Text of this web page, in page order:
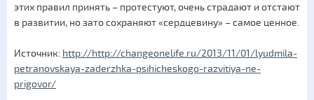
этих правил принять – протестуют, очень страдают и отстают
в развитии, но зато сохраняют «сердцевину» – самое ценное.
Источник: http://http://changeonelife.ru/2013/11/01/lyudmila-
petranovskaya-zaderzhka-psihicheskogo-razvitiya-ne-
prigovor/